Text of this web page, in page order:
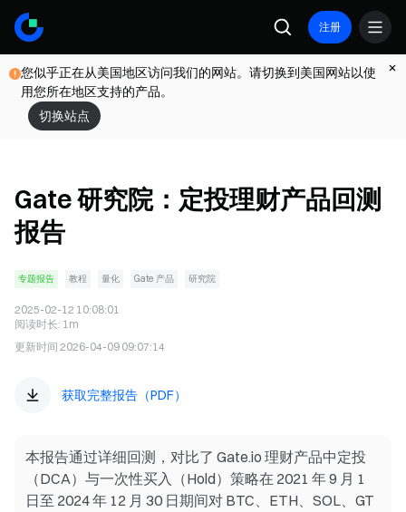
注册
您似乎正在从美国地区访问我们的网站。请切换到美国网站以使
用您所在地区支持的产品。
切换站点
Gate 研究院：定投理财产品回测
报告
专题报告 教程 量化 Gate 产品 研究院
2025-02-12 10:08:01
阅读时长: 1m
更新时间 2026-04-09 09:07:14
获取完整报告（PDF）
本报告通过详细回测，对比了 Gate.io 理财产品中定投
（DCA）与一次性买入（Hold）策略在 2021 年 9 月 1
日至 2024 年 12 月 30 日期间对 BTC、ETH、SOL、GT